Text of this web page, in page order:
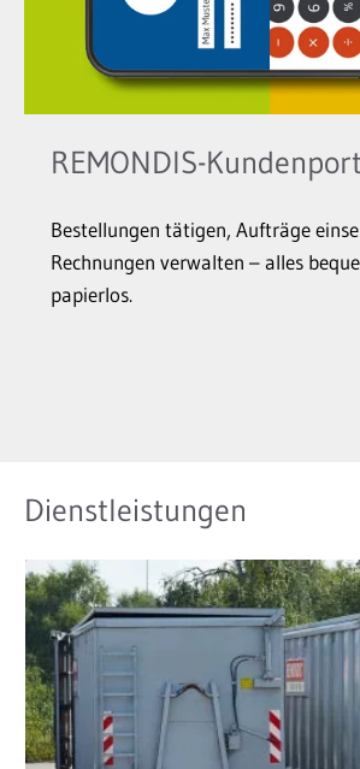
REMONDIS-
Bestellungen tätigen, Aufträge
Rechnungen verwalten – alles
papierlos.
Dienstleistungen